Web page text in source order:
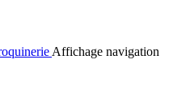
Affichage navigation